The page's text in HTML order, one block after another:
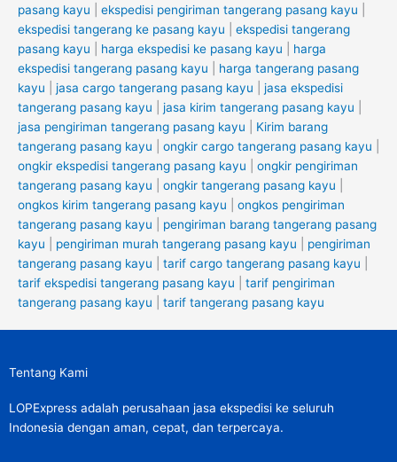
pasang kayu
ekspedisi pengiriman tangerang pasang kayu
ekspedisi tangerang ke pasang kayu
ekspedisi tangerang
pasang kayu
harga ekspedisi ke pasang kayu
harga
ekspedisi tangerang pasang kayu
harga tangerang pasang
kayu
jasa cargo tangerang pasang kayu
jasa ekspedisi
tangerang pasang kayu
jasa kirim tangerang pasang kayu
jasa pengiriman tangerang pasang kayu
Kirim barang
tangerang pasang kayu
ongkir cargo tangerang pasang kayu
ongkir ekspedisi tangerang pasang kayu
ongkir pengiriman
tangerang pasang kayu
ongkir tangerang pasang kayu
ongkos kirim tangerang pasang kayu
ongkos pengiriman
tangerang pasang kayu
pengiriman barang tangerang pasang
kayu
pengiriman murah tangerang pasang kayu
pengiriman
tangerang pasang kayu
tarif cargo tangerang pasang kayu
tarif ekspedisi tangerang pasang kayu
tarif pengiriman
tangerang pasang kayu
tarif tangerang pasang kayu
Tentang Kami
LOPExpress adalah perusahaan jasa ekspedisi ke seluruh
Indonesia dengan aman, cepat, dan terpercaya.